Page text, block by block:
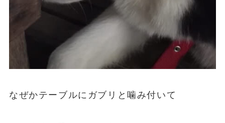
なぜかテーブルにガブリと噛み付いて